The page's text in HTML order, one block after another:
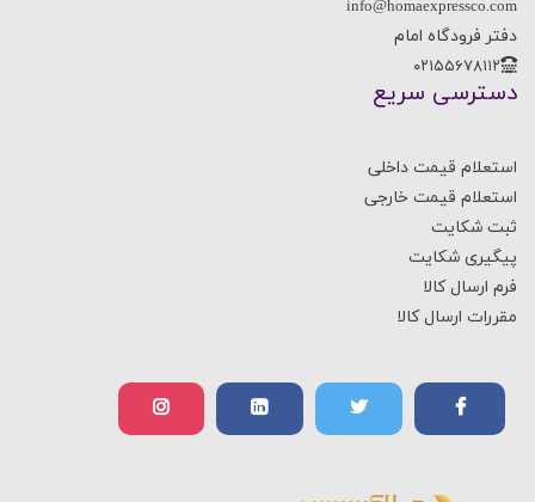
info@homaexpressco.com
دفتر فرودگاه امام
۰۲۱۵۵۶۷۸۱۱۲
دسترسی سریع
استعلام قیمت داخلی
استعلام قیمت خارجی
ثبت شکایت
پیگیری شکایت
فرم ارسال کالا
مقررات ارسال کالا